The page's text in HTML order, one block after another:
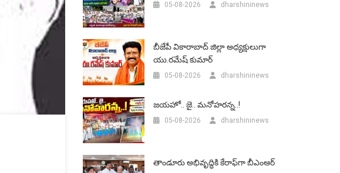
05-08-2026 dharshininews
బీజేపీ వికారాబాద్‌ జిల్లా అధ్యక్షులుగా
యు.రమేష్‌ కుమార్
05-08-2026 dharshininews
జయహో.. జై.. మనోహరన్న..!
05-08-2026 dharshininews
తాండూరు అభివృద్ధికి కేరాఫ్‌గా బీఎంఆర్‌